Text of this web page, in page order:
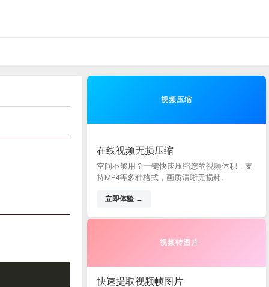
视频压缩
在线视频无损压缩
空间不够用？一键快速压缩您的视频体积，支
持MP4等多种格式，画质清晰无损耗。
立即体验 →
视频转图片
快速提取视频帧图片